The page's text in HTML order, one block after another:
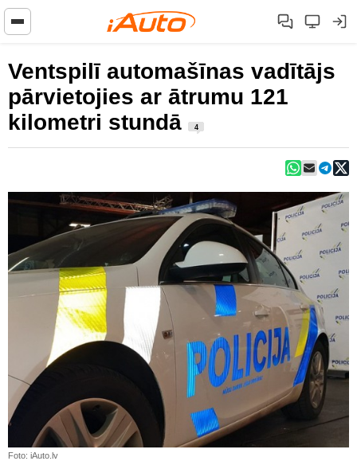
Ventspilī automašīnas vadītājs
pārvietojies ar ātrumu 121
kilometri stundā
4
Foto: iAuto.lv